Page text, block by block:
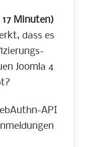
Minuten)
dass es
Joomla 4
API